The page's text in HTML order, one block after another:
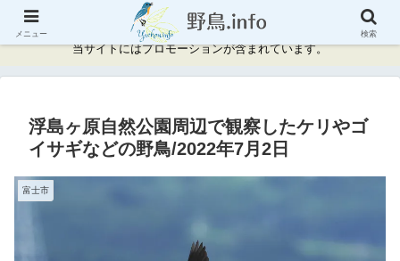
神奈川県周辺の野鳥情報と記録
当サイトにはプロモーションが含まれています。
浮島ヶ原自然公園周辺で観察したケリやゴ
イサギなどの野鳥/2022年7月2日
富士市
メニュー 検索